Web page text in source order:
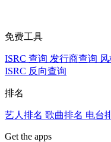
免费工具
ISRC 查询 发行商查询
ISRC 反向查询
排名
艺人排名 歌曲排名 电台
Get the apps